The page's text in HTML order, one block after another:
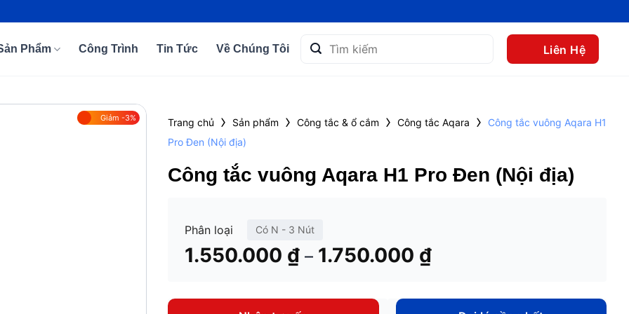
Phẩm Công Trình Tin Tức Về Chúng Tôi
Tìm
kiếm:
Liên Hệ
Giảm -3% Trang chủ › Sản phẩm › Công tắc & ổ cắm › Công tắc Aqara ›
Công tắc vuông Aqara H1
Pro Đen (Nội địa)
Công tắc vuông Aqara H1 Pro Đen (Nội địa)
Phân loại Có N - 3 Nút
1.550.000 ₫ – 1.750.000 ₫Khoảng
1.550.000 ₫